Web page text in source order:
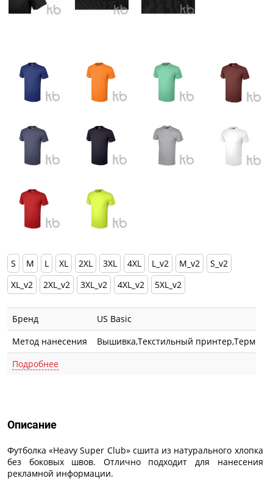
S M L XL 2XL 3XL 4XL L_v2 M_v2
S_v2
XL_v2
2XL_v2 3XL_v2 4XL_v2 5XL_v2
Бренд
US Basic
Метод нанесения
Вышивка,Текстильный
Подробнее
Описание
Футболка «Heavy Super Club» сшита из натурального хлопка
без боковых швов. Отлично подходит для нанесения
рекламной информации.